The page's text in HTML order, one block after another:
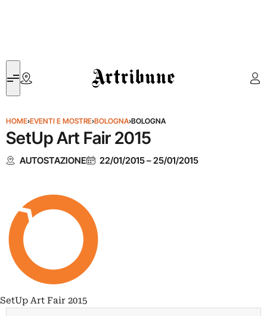
Artribune
HOME›EVENTI E MOSTRE›BOLOGNA›BOLOGNA
SetUp Art Fair 2015
AUTOSTAZIONE 22/01/2015–25/01/2015
SetUp Art Fair 2015